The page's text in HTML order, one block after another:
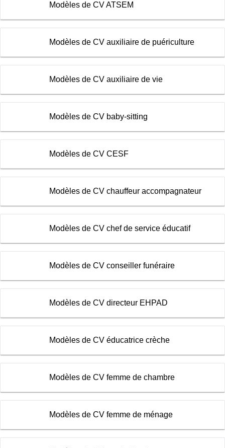
Modèles de CV ATSEM
Modèles de CV auxiliaire de puériculture
Modèles de CV auxiliaire de vie
Modèles de CV baby-sitting
Modèles de CV CESF
Modèles de CV chauffeur accompagnateur
Modèles de CV chef de service éducatif
Modèles de CV conseiller funéraire
Modèles de CV directeur EHPAD
Modèles de CV éducatrice crèche
Modèles de CV femme de chambre
Modèles de CV femme de ménage